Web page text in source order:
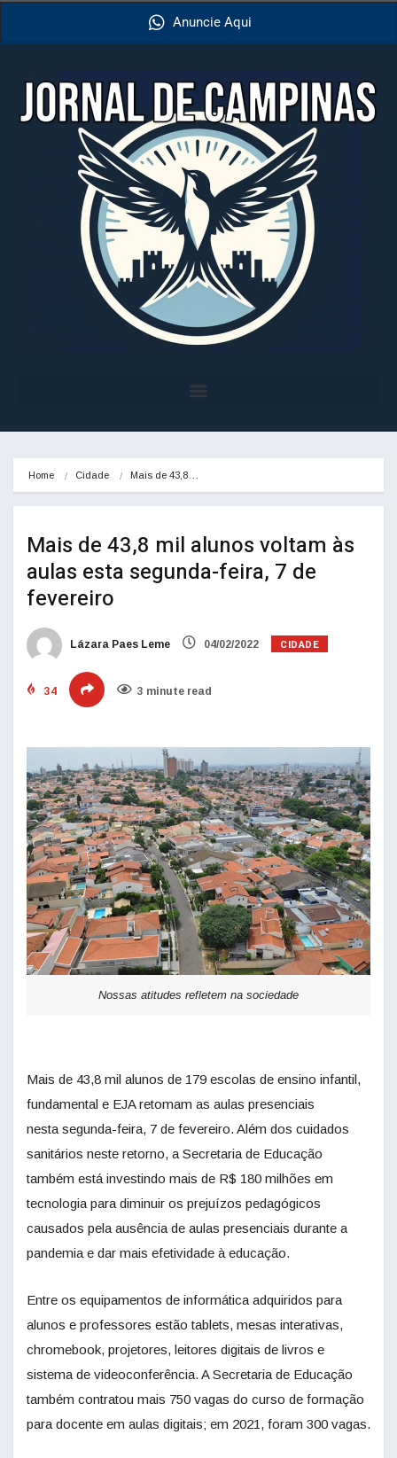
Anuncie Aqui
Home Cidade Mais de 43,8…
Mais de 43,8 mil alunos voltam às
aulas esta segunda-feira, 7 de
fevereiro
Lázara Paes Leme 04/02/2022 CIDADE
34 3 minute read
Nossas atitudes refletem na sociedade
Mais de 43,8 mil alunos de 179 escolas de ensino infantil,
fundamental e EJA retomam as aulas presenciais
nesta segunda-feira, 7 de fevereiro. Além dos cuidados
sanitários neste retorno, a Secretaria de Educação
também está investindo mais de R$ 180 milhões em
tecnologia para diminuir os prejuízos pedagógicos
causados pela ausência de aulas presenciais durante a
pandemia e dar mais efetividade à educação.
Entre os equipamentos de informática adquiridos para
alunos e professores estão tablets, mesas interativas,
chromebook, projetores, leitores digitais de livros e
sistema de videoconferência. A Secretaria de Educação
também contratou mais 750 vagas do curso de formação
para docente em aulas digitais; em 2021, foram 300 vagas.